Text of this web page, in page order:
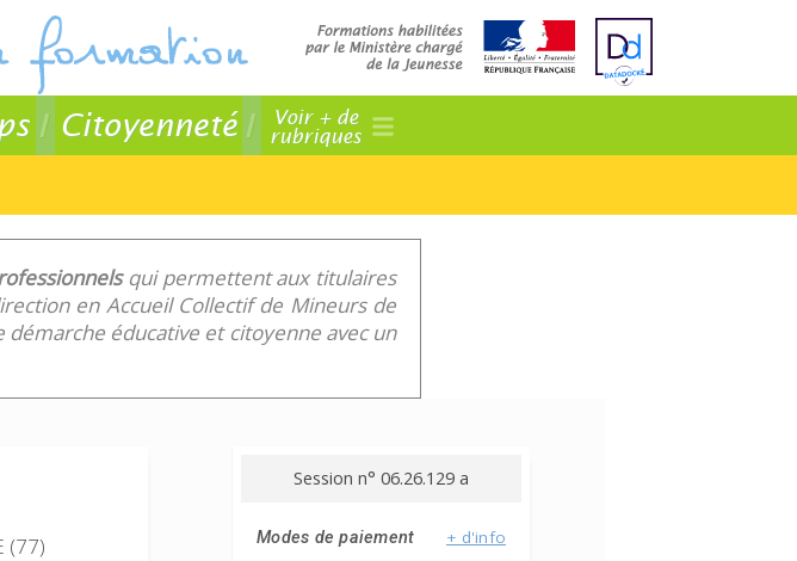
Citoyenneté
Voir + de
rubriques
qui permettent aux titulaires
en Accueil Collectif de Mineurs de
démarche éducative et citoyenne avec un
(77)
Session n° 06.26.129 a
Modes de paiement + d'info